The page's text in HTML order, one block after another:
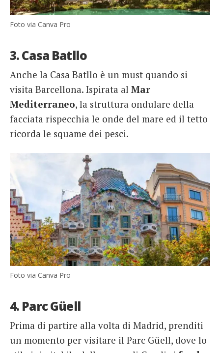
Foto via Canva Pro
3. Casa Batllo
Anche la Casa Batllo è un must quando si
visita Barcellona. Ispirata al Mar
Mediterraneo, la struttura ondulare della
facciata rispecchia le onde del mare ed il tetto
ricorda le squame dei pesci.
Foto via Canva Pro
4. Parc Güell
Prima di partire alla volta di Madrid, prenditi
un momento per visitare il Parc Güell, dove lo